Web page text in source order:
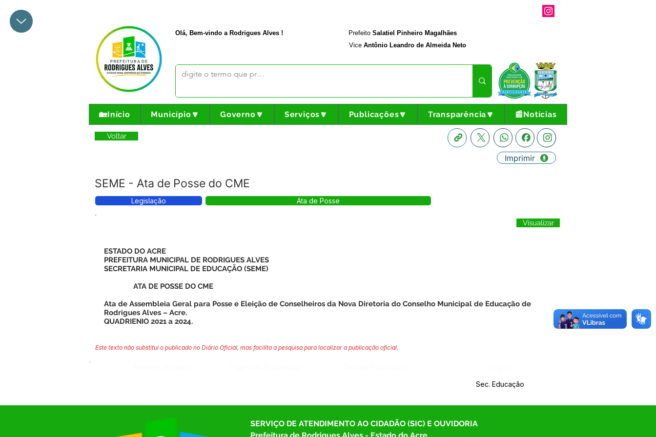
Olá, Bem-vindo a Rodrigues Alves ! Prefeito Salatiel Pinheiro Magalhães
Vice Antônio Leandro de Almeida Neto
🏡Início Município🔽 Governo🔽 Serviços🔽 Publicações🔽 Transparência🔽 📰Notícias
Voltar
SEME - Ata de Posse do CME
Imprimir
Legislação Ata de Posse
Visualizar
ESTADO DO ACRE
PREFEITURA MUNICIPAL DE RODRIGUES ALVES
SECRETARIA MUNICIPAL DE EDUCAÇÃO (SEME)
ATA DE POSSE DO CME
Ata de Assembleia Geral para Posse e Eleição de Conselheiros da Nova Diretoria do Conselho Municipal de Educação de
Rodrigues Alves – Acre.
QUADRIENIO 2021 a 2024.
Este texto não substitui o publicado no Diário Oficial, mas facilita a pesquisa para localizar a publicação oficial.
Sec. Educação
SERVIÇO DE ATENDIMENTO AO CIDADÃO (SIC) E OUVIDORIA